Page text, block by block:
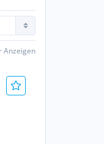
Anzeigen